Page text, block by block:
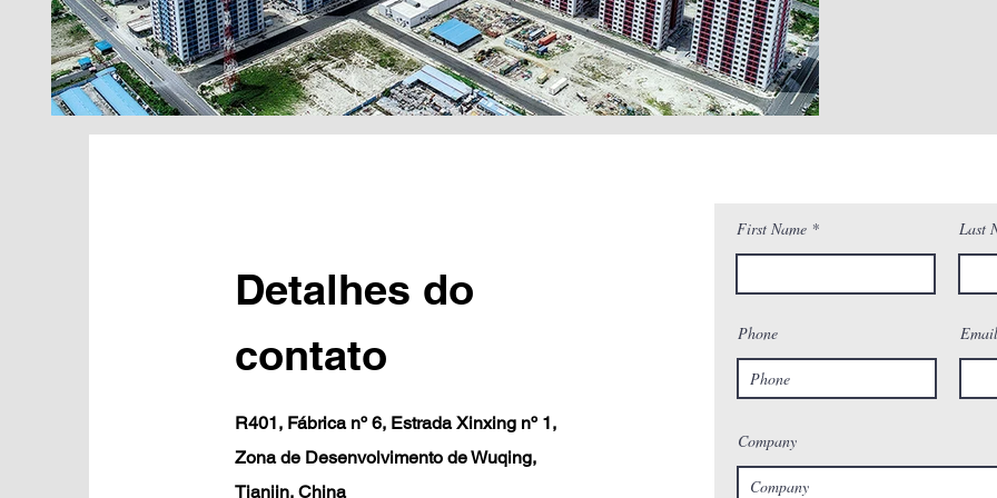
Detalhes do
contato
R401, Fábrica nº 6, Estrada Xinxing nº 1,
Zona de Desenvolvimento de Wuqing,
Tianjin, China
First Name Last
Phone Email
Company